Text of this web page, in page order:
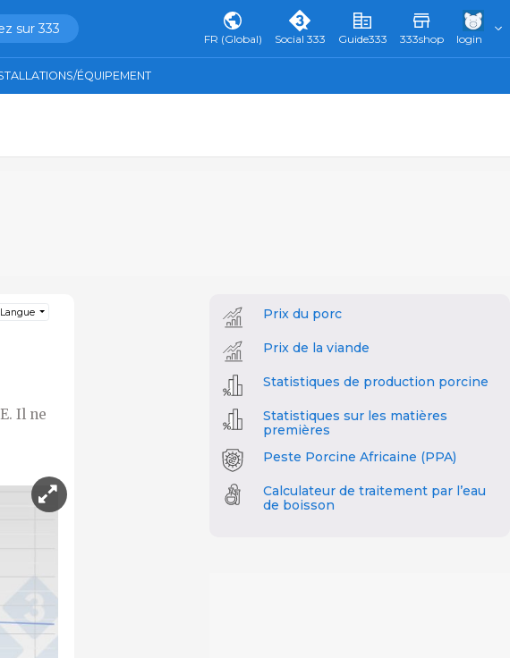
sur 333
FR (Global) Social 333 Guide333 333shop login
ÉQUIPEMENT
Il ne
Prix du porc
Prix de la viande
Statistiques de production porcine
Statistiques sur les matières
premières
Peste Porcine Africaine (PPA)
Calculateur de traitement par l’eau
de boisson